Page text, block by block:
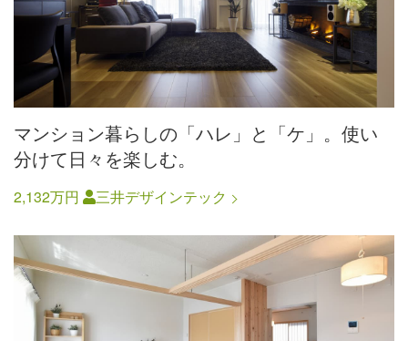
マンション暮らしの「ハレ」と「ケ」。使い
分けて日々を楽しむ。
2,132万円 三井デザインテック